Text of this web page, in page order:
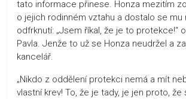
tato informace přinese. Honza mezitím
o jejich rodinném vztahu a dostalo se mu
odfrknutí: „Jsem říkal, že je to protekce!“
Pavla. Jenže to už se Honza neudržel a
kancelář.
„Nikdo z oddělení protekci nemá a mít
vlastní krev! To, že je tady, je jen proto, že